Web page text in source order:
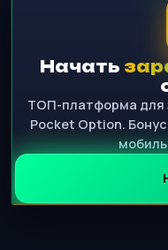
Начать
ТОП-платформа для
Pocket Option.